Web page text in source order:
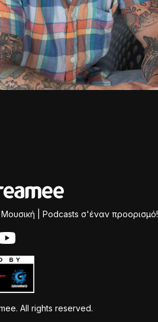
| Podcasts σ'έναν προορισμό!
All rights reserved.